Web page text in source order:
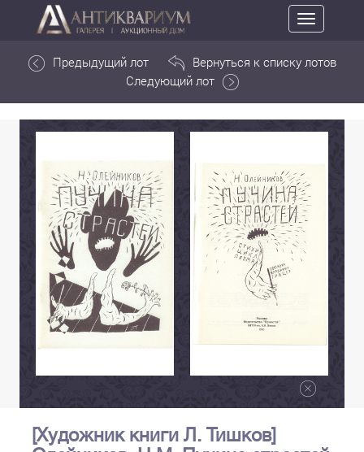
Toggle
navigation
Предыдущий лот
Вернуться к списку лотов
Следующий лот
[Художник книги Л. Тишков]